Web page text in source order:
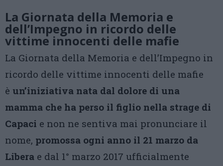
La Giornata della Memoria e
dell’Impegno in ricordo delle
vittime innocenti delle mafie
La Giornata della Memoria e dell’Impegno in
ricordo delle vittime innocenti delle mafie
è un’iniziativa nata dal dolore di una
mamma che ha perso il figlio nella strage di
Capaci e non ne sentiva mai pronunciare il
nome, promossa ogni anno il 21 marzo da
Libera e dal 1° marzo 2017 ufficialmente